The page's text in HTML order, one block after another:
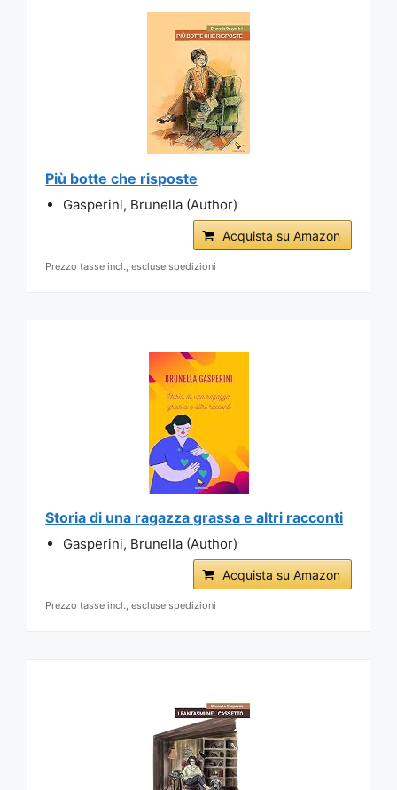
Più botte che risposte
Gasperini, Brunella (Author)
Acquista su Amazon
Prezzo tasse incl., escluse spedizioni
Storia di una ragazza grassa e altri racconti
Gasperini, Brunella (Author)
Acquista su Amazon
Prezzo tasse incl., escluse spedizioni